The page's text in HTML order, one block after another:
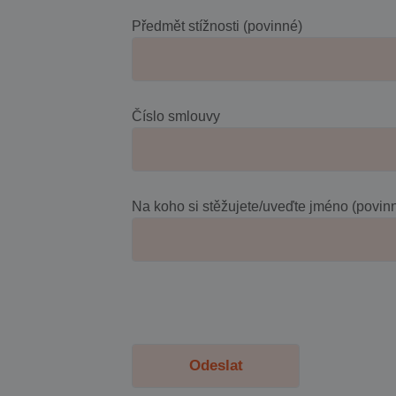
Předmět stížnosti (povinné)
Číslo smlouvy
Na koho si stěžujete/uveďte jméno